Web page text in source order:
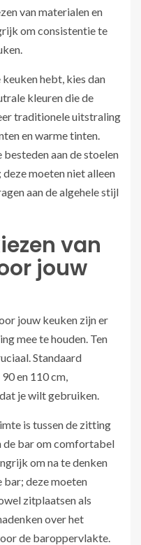
van materialen en
om consistentie te
hebt, kies dan
kleuren die de
traditionele uitstraling
en warme tinten.
aan de stoelen
moeten niet alleen
aan de algehele stijl
van
jouw
jouw keuken zijn er
mee te houden. Ten
Standaard
en 110 cm,
je wilt gebruiken.
is tussen de zitting
de bar om comfortabel
om na te denken
bar; deze moeten
zitplaatsen als
over het
de baroppervlakte.